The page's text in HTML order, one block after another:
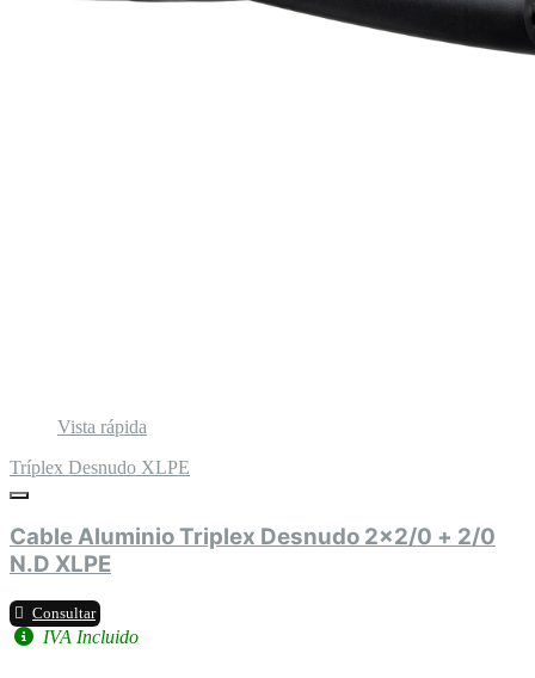
Vista rápida
Tríplex Desnudo XLPE
Cable Aluminio Triplex Desnudo 2x2/0 + 2/0
N.D XLPE
Consultar
IVA Incluido